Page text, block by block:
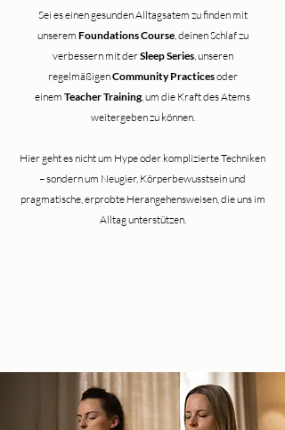
Sei es einen gesunden Alltagsatem zu finden mit
unserem Foundations Course, deinen Schlaf zu
verbessern mit derSleep Series, unseren
regelmäßigenCommunity Practicesoder
einem Teacher Training, um die Kraft des Atems
weitergeben zu können.
Hier geht es nicht um Hype oder komplizierte Techniken
– sondern um Neugier, Körperbewusstsein und
pragmatische, erprobte Herangehensweisen, die uns im
Alltag unterstützen.